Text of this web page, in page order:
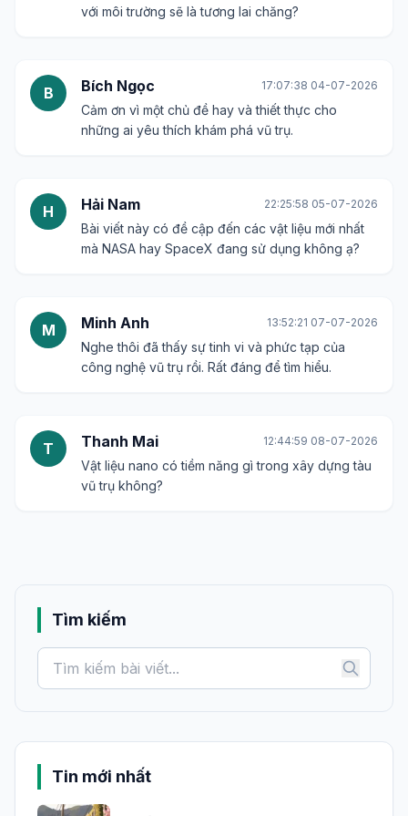
với môi trường sẽ là tương lai chăng?
B Bích Ngọc 17:07:38 04-07-2026
Cảm ơn vì một chủ đề hay và thiết thực cho
những ai yêu thích khám phá vũ trụ.
H Hải Nam 22:25:58 05-07-2026
Bài viết này có đề cập đến các vật liệu mới nhất
mà NASA hay SpaceX đang sử dụng không ạ?
M Minh Anh 13:52:21 07-07-2026
Nghe thôi đã thấy sự tinh vi và phức tạp của
công nghệ vũ trụ rồi. Rất đáng để tìm hiểu.
T Thanh Mai 12:44:59 08-07-2026
Vật liệu nano có tiềm năng gì trong xây dựng tàu
vũ trụ không?
Tìm kiếm
Tin mới nhất